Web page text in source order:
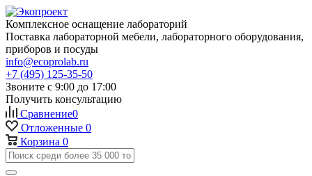
Комплексное оснащение лабораторий
Поставка лабораторной мебели, лабораторного оборудования,
приборов и посуды
info@ecoprolab.ru
+7 (495) 125-35-50
Звоните с 9:00 до 17:00
Получить консультацию
Сравнение0
Отложенные 0
Корзина 0